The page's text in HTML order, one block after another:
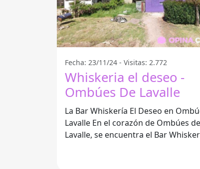
Fecha: 23/11/24 - Visitas: 2.772
Whiskeria el deseo -
Ombúes De Lavalle
La Bar Whiskería El Deseo en
Lavalle En el corazón de Ombúes de
Lavalle, se encuentra el Bar